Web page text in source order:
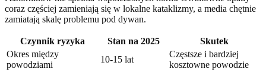
coraz częściej zamieniają się w lokalne kataklizmy, a media chętnie
zamiatają skalę problemu pod dywan.
Czynnik ryzyka Stan na 2025
Skutek
Okres między
powodziami
10-15 lat
Częstsze i bardziej
kosztowne powodzie